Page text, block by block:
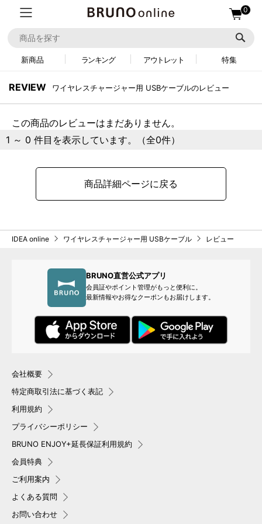
0
新商品 ランキング アウトレット 特集
REVIEW ワイヤレスチャージャー用 USBケーブルのレビュー
この商品のレビューはまだありません。
1 ～ 0 件目を表示しています。（全0件）
商品詳細ページに戻る
IDEA online ワイヤレスチャージャー用 USBケーブル レビュー
BRUNO直営公式アプリ
会員証やポイント管理がもっと便利に。
最新情報やお得なクーポンもお届けします。
会社概要
特定商取引法に基づく表記
利用規約
プライバシーポリシー
BRUNO ENJOY+延長保証利用規約
会員特典
ご利用案内
よくある質問
お問い合わせ